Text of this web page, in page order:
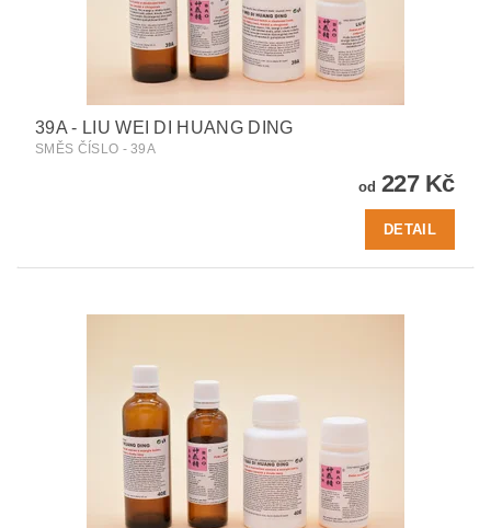
39A - LIU WEI DI HUANG DING
SMĚS ČÍSLO - 39A
od 227 Kč
DETAIL